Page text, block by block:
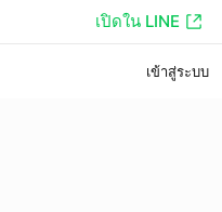
เปิดใน LINE
เข้าสู่ระบบ